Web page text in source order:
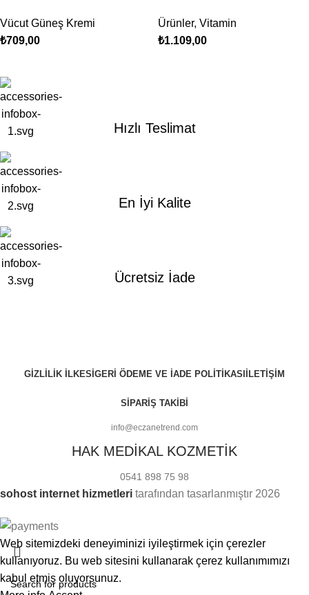
Vücut Güneş Kremi
₺709,00
Ürünler, Vitamin
₺1.109,00
Hızlı Teslimat
En İyi Kalite
Ücretsiz İade
GIZLILIK İLKESI GERI ÖDEME VE İADE POLITIKASI İLETIŞIM
SIPARIŞ TAKIBI
info@eczanetrend.com
HAK MEDİKAL KOZMETİK
0541 898 75 98
sohost internet hizmetleri tarafından tasarlanmıştır 2026
Web sitemizdeki deneyiminizi iyileştirmek için çerezler
kullanıyoruz. Bu web sitesini kullanarak çerez kullanımımızı
kabul etmiş oluyorsunuz.